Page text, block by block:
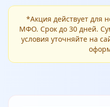
*Акция действует для
МФО. Срок до 30 дней.
условия уточняйте на